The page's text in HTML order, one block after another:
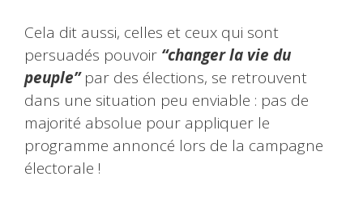
Cela dit aussi, celles et ceux qui sont
persuadés pouvoir “changer la vie du
peuple”par des élections, se retrouvent
dans une situation peu enviable : pas de
majorité absolue pour appliquer le
programme annoncé lors de la campagne
électorale !